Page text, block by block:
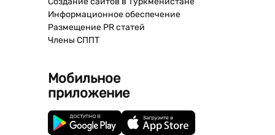
Информационное обеспечение
Размещение PR статей
Члены СППТ
Мобильное
приложение